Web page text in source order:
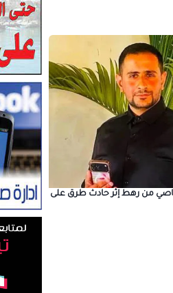
من رهط إثر حادث طرق على